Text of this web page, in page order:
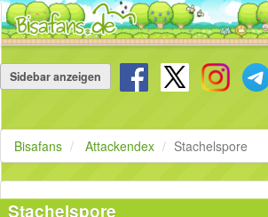
überspringen
Sidebar anzeigen
Bisafans Attackendex Stachelspore
Stachelspore